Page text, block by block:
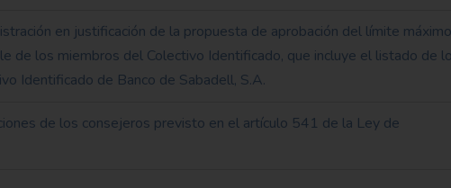
en justificación de la propuesta de aprobación del límite máximo
de los miembros del Colectivo Identificado, que incluye el listado de
Identificado de Banco de Sabadell, S.A.
de los consejeros previsto en el artículo 541 de la Ley de